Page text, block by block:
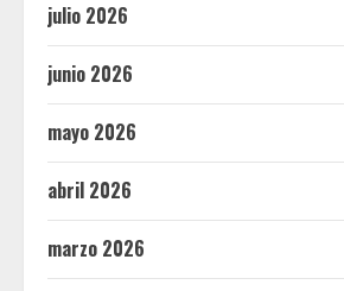
julio 2026
junio 2026
mayo 2026
abril 2026
marzo 2026